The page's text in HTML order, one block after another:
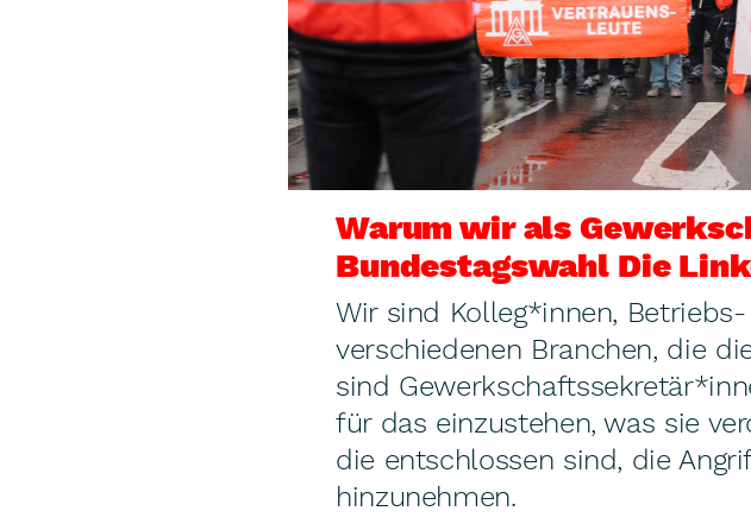
Warum wir als
Bundestagswahl Die
Wir sind Kolleg*innen,
verschiedenen Branchen, die
sind
für das einzustehen, was sie
die entschlossen sind, die
hinzunehmen.